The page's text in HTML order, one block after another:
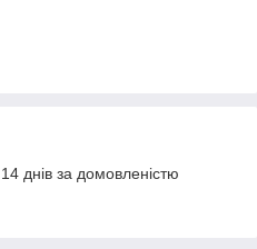
днів за домовленістю